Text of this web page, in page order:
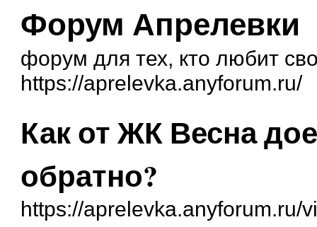
Форум Апрелевки
форум для тех, кто любит
https://aprelevka.anyforum.ru/
Как от ЖК Весна
обратно?
https://aprelevka.anyforum.ru/